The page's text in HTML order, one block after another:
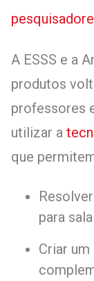
A ESSS e a
produtos
professores
utilizar a
que
para
Criar